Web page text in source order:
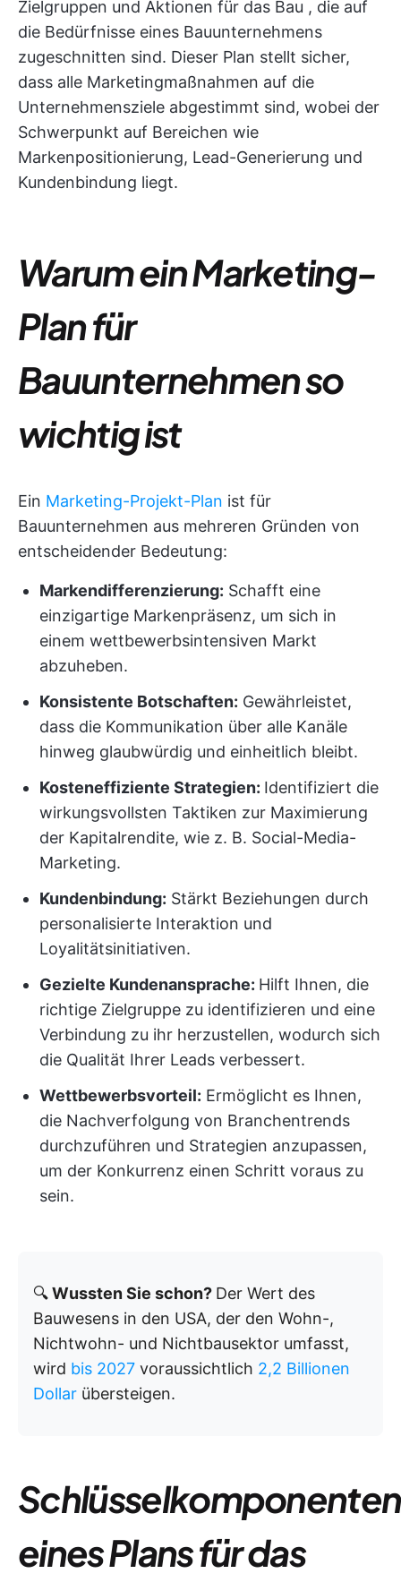
Zielgruppen und Aktionen für das Bau , die auf
die Bedürfnisse eines Bauunternehmens
zugeschnitten sind. Dieser Plan stellt sicher,
dass alle Marketingmaßnahmen auf die
Unternehmensziele abgestimmt sind, wobei der
Schwerpunkt auf Bereichen wie
Markenpositionierung, Lead-Generierung und
Kundenbindung liegt.
Warum ein Marketing-
Plan für
Bauunternehmen so
wichtig ist
Ein Marketing-Projekt-Plan ist für
Bauunternehmen aus mehreren Gründen von
entscheidender Bedeutung:
Markendifferenzierung: Schafft eine
einzigartige Markenpräsenz, um sich in
einem wettbewerbsintensiven Markt
abzuheben.
Konsistente Botschaften: Gewährleistet,
dass die Kommunikation über alle Kanäle
hinweg glaubwürdig und einheitlich bleibt.
Kosteneffiziente Strategien: Identifiziert die
wirkungsvollsten Taktiken zur Maximierung
der Kapitalrendite, wie z. B. Social-Media-
Marketing.
Kundenbindung: Stärkt Beziehungen durch
personalisierte Interaktion und
Loyalitätsinitiativen.
Gezielte Kundenansprache: Hilft Ihnen, die
richtige Zielgruppe zu identifizieren und eine
Verbindung zu ihr herzustellen, wodurch sich
die Qualität Ihrer Leads verbessert.
Wettbewerbsvorteil: Ermöglicht es Ihnen,
die Nachverfolgung von Branchentrends
durchzuführen und Strategien anzupassen,
um der Konkurrenz einen Schritt voraus zu
sein.
🔍Wussten Sie schon? Der Wert des
Bauwesens in den USA, der den Wohn-,
Nichtwohn- und Nichtbausektor umfasst,
wird bis 2027 voraussichtlich 2,2 Billionen
Dollar übersteigen.
Schlüsselkomponenten
eines Plans für das